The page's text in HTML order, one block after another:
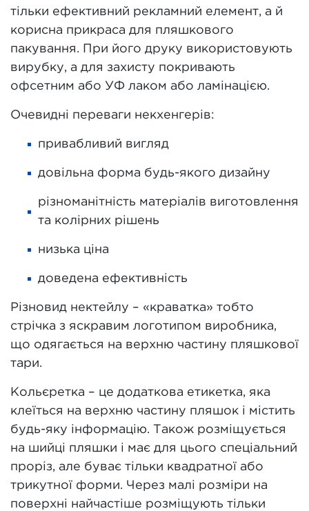
тільки ефективний рекламний елемент, а й
корисна прикраса для пляшкового
пакування. При його друку використовують
вирубку, а для захисту покривають
офсетним або УФ лаком або ламінацією.
Очевидні переваги некхенгерів:
привабливий вигляд
довільна форма будь-якого дизайну
різноманітність матеріалів виготовлення
та колірних рішень
низька ціна
доведена ефективність
Різновид нектейлу – «краватка» тобто
стрічка з яскравим логотипом виробника,
що одягається на верхню частину пляшкової
тари.
Кольєретка – це додаткова етикетка, яка
клеїться на верхню частину пляшок і містить
будь-яку інформацію. Також розміщується
на шийці пляшки і має для цього спеціальний
проріз, але буває тільки квадратної або
трикутної форми. Через малі розміри на
поверхні найчастіше розміщують тільки